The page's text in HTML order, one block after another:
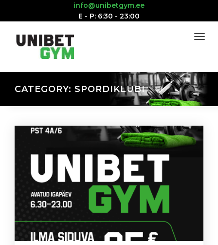
info@unibetgym.ee
E - P: 6:30 - 23:00
CATEGORY: SPORDIKLUBI